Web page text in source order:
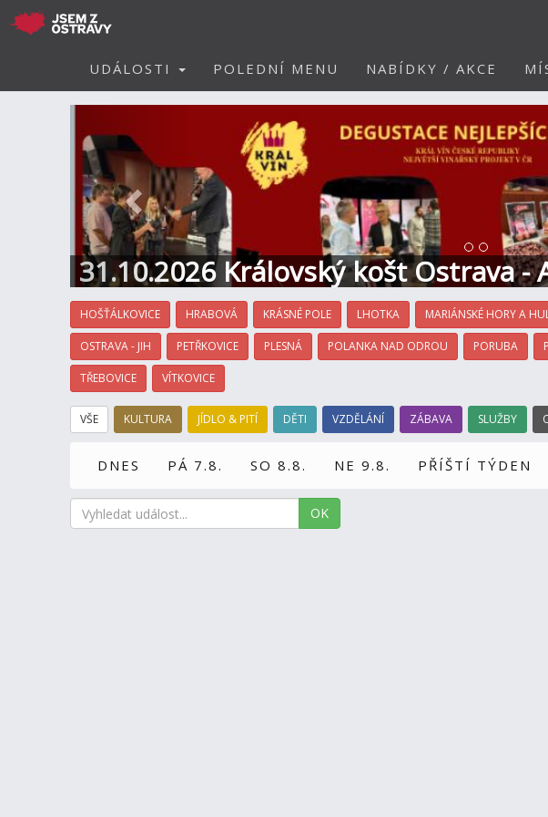
UDÁLOSTI POLEDNÍ MENU NABÍDKY / AKCE
31.10.2026 Královský košt Ostrava -
Hotel
HOŠŤÁLKOVICE HRABOVÁ KRÁSNÉ POLE LHOTKA MARIÁNSKÉ HORY A
OSTRAVA - JIH PETŘKOVICE PLESNÁ POLANKA NAD ODROU PORUBA
TŘEBOVICE VÍTKOVICE
VŠE KULTURA JÍDLO & PITÍ DĚTI VZDĚLÁNÍ ZÁBAVA SLUŽBY
DNES PÁ 7.8. SO 8.8. NE 9.8. PŘÍŠTÍ TÝDEN
OK